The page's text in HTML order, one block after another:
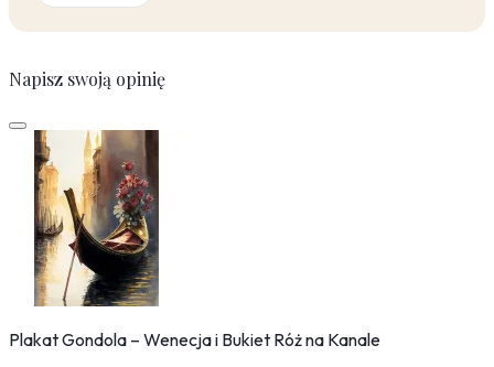
Napisz swoją opinię
Plakat Gondola – Wenecja i Bukiet Róż na Kanale